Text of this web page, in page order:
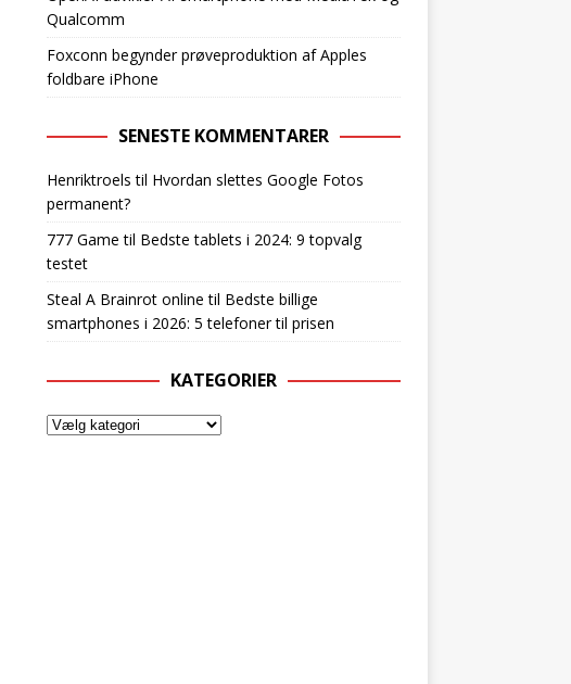
Qualcomm
Foxconn begynder prøveproduktion af Apples
foldbare iPhone
SENESTE KOMMENTARER
Henriktroels til Hvordan slettes Google Fotos
permanent?
777 Game til Bedste tablets i 2024: 9 topvalg
testet
Steal A Brainrot online til Bedste billige
smartphones i 2026: 5 telefoner til prisen
KATEGORIER